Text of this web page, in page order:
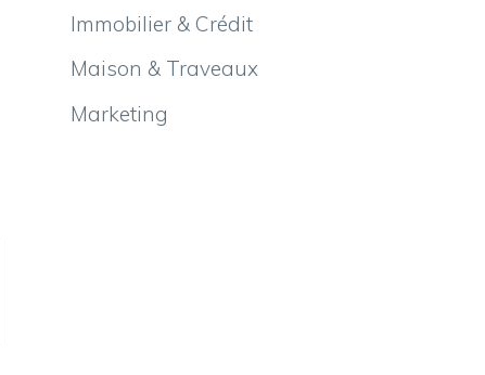
Immobilier & Crédit
Maison & Traveaux
Marketing